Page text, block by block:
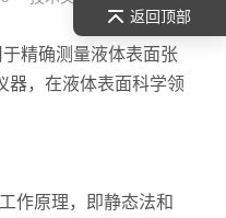
精确测量液体表面张
器，在液体表面科学领
作原理，即静态法和
返回顶部